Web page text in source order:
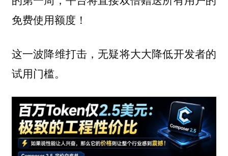
免费使用额度！
这一波降维打击，无疑将大大降低开发者的
试用门槛。